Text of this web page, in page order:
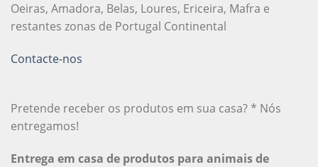
Oeiras, Amadora, Belas, Loures, Ericeira, Mafra e
restantes zonas de Portugal Continental
Contacte-nos
Pretende receber os produtos em sua casa? * Nós
entregamos!
Entrega em casa de produtos para animais de